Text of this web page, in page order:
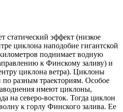
статический эффект (низкое
циклона наподобие гигантской
поднимает водную
к Финскому заливу) и
циклона ветра). Циклоны
разным траекториям. Особое
имеют циклоны,
на северо-восток. Тогда циклон
к горлу Финского залива. Ее